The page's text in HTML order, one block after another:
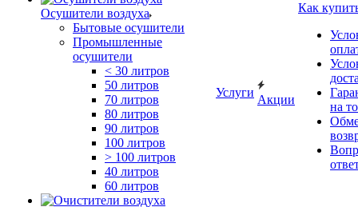
Осушители воздуха
Бытовые осушители
Промышленные
осушители
< 30 литров
50 литров
70 литров
80 литров
90 литров
100 литров
> 100 литров
40 литров
60 литров
Услуги
Акции
Как
на